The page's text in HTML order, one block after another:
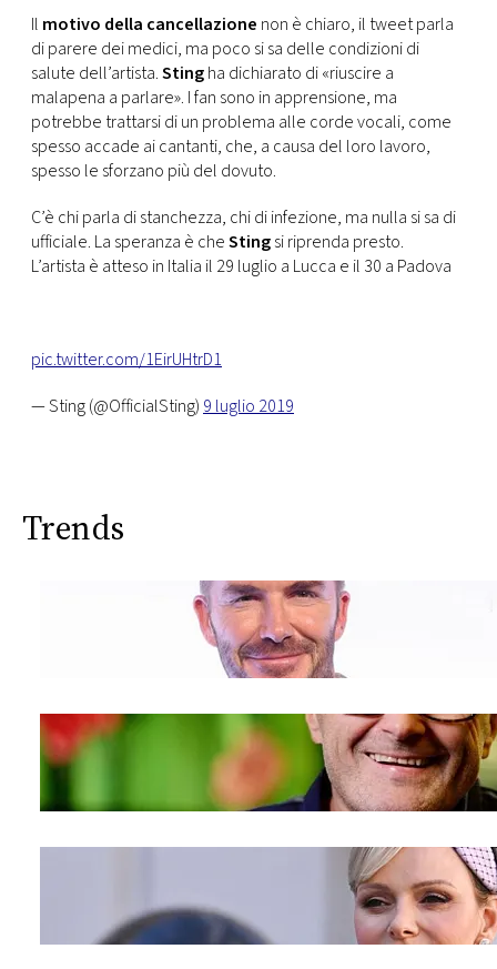
Il motivo della cancellazione non è chiaro, il tweet parla
di parere dei medici, ma poco si sa delle condizioni di
salute dell’artista.Stingha dichiarato di «riuscire a
malapena a parlare». I fan sono in apprensione, ma
potrebbe trattarsi di un problema alle corde vocali, come
spesso accade ai cantanti, che, a causa del loro lavoro,
spesso le sforzano più del dovuto.
C’è chi parla di stanchezza, chi di infezione, ma nulla si sa di
ufficiale. La speranza è cheStingsi riprenda presto.
L’artista è atteso in Italia il 29 luglio a Lucca e il 30 a Padova
pic.twitter.com/1EirUHtrD1
— Sting (@OfficialSting) 9 luglio 2019
Trends